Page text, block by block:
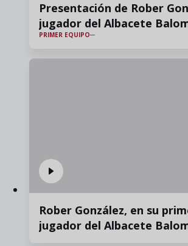
Presentación de Rober
jugador del Albacete
PRIMER EQUIPO
Rober González, en su
jugador del Albacete